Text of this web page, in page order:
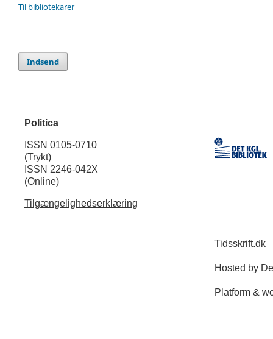
Til bibliotekarer
Indsend
Politica
ISSN 0105-0710
(Trykt)
ISSN 2246-042X
(Online)
Tilgængelighedserklæring